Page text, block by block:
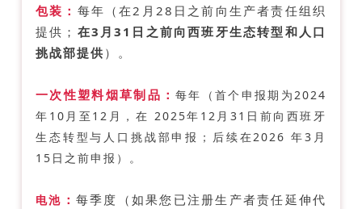
包装： 每年（在2月28日之前向生产者责任组织
提供； 在3月31日之前向西班牙生态转型和人口
挑战部提供 ）。
一次性塑料烟草制品：每年（首个申报期为2024
年10月至12月，在 2025年12月31日前向西班牙
生态转型与人口挑战部申报；后续在2026 年3月
15日之前申报）。
电池 ： 每季度（如果您已注册生产者责任延伸代